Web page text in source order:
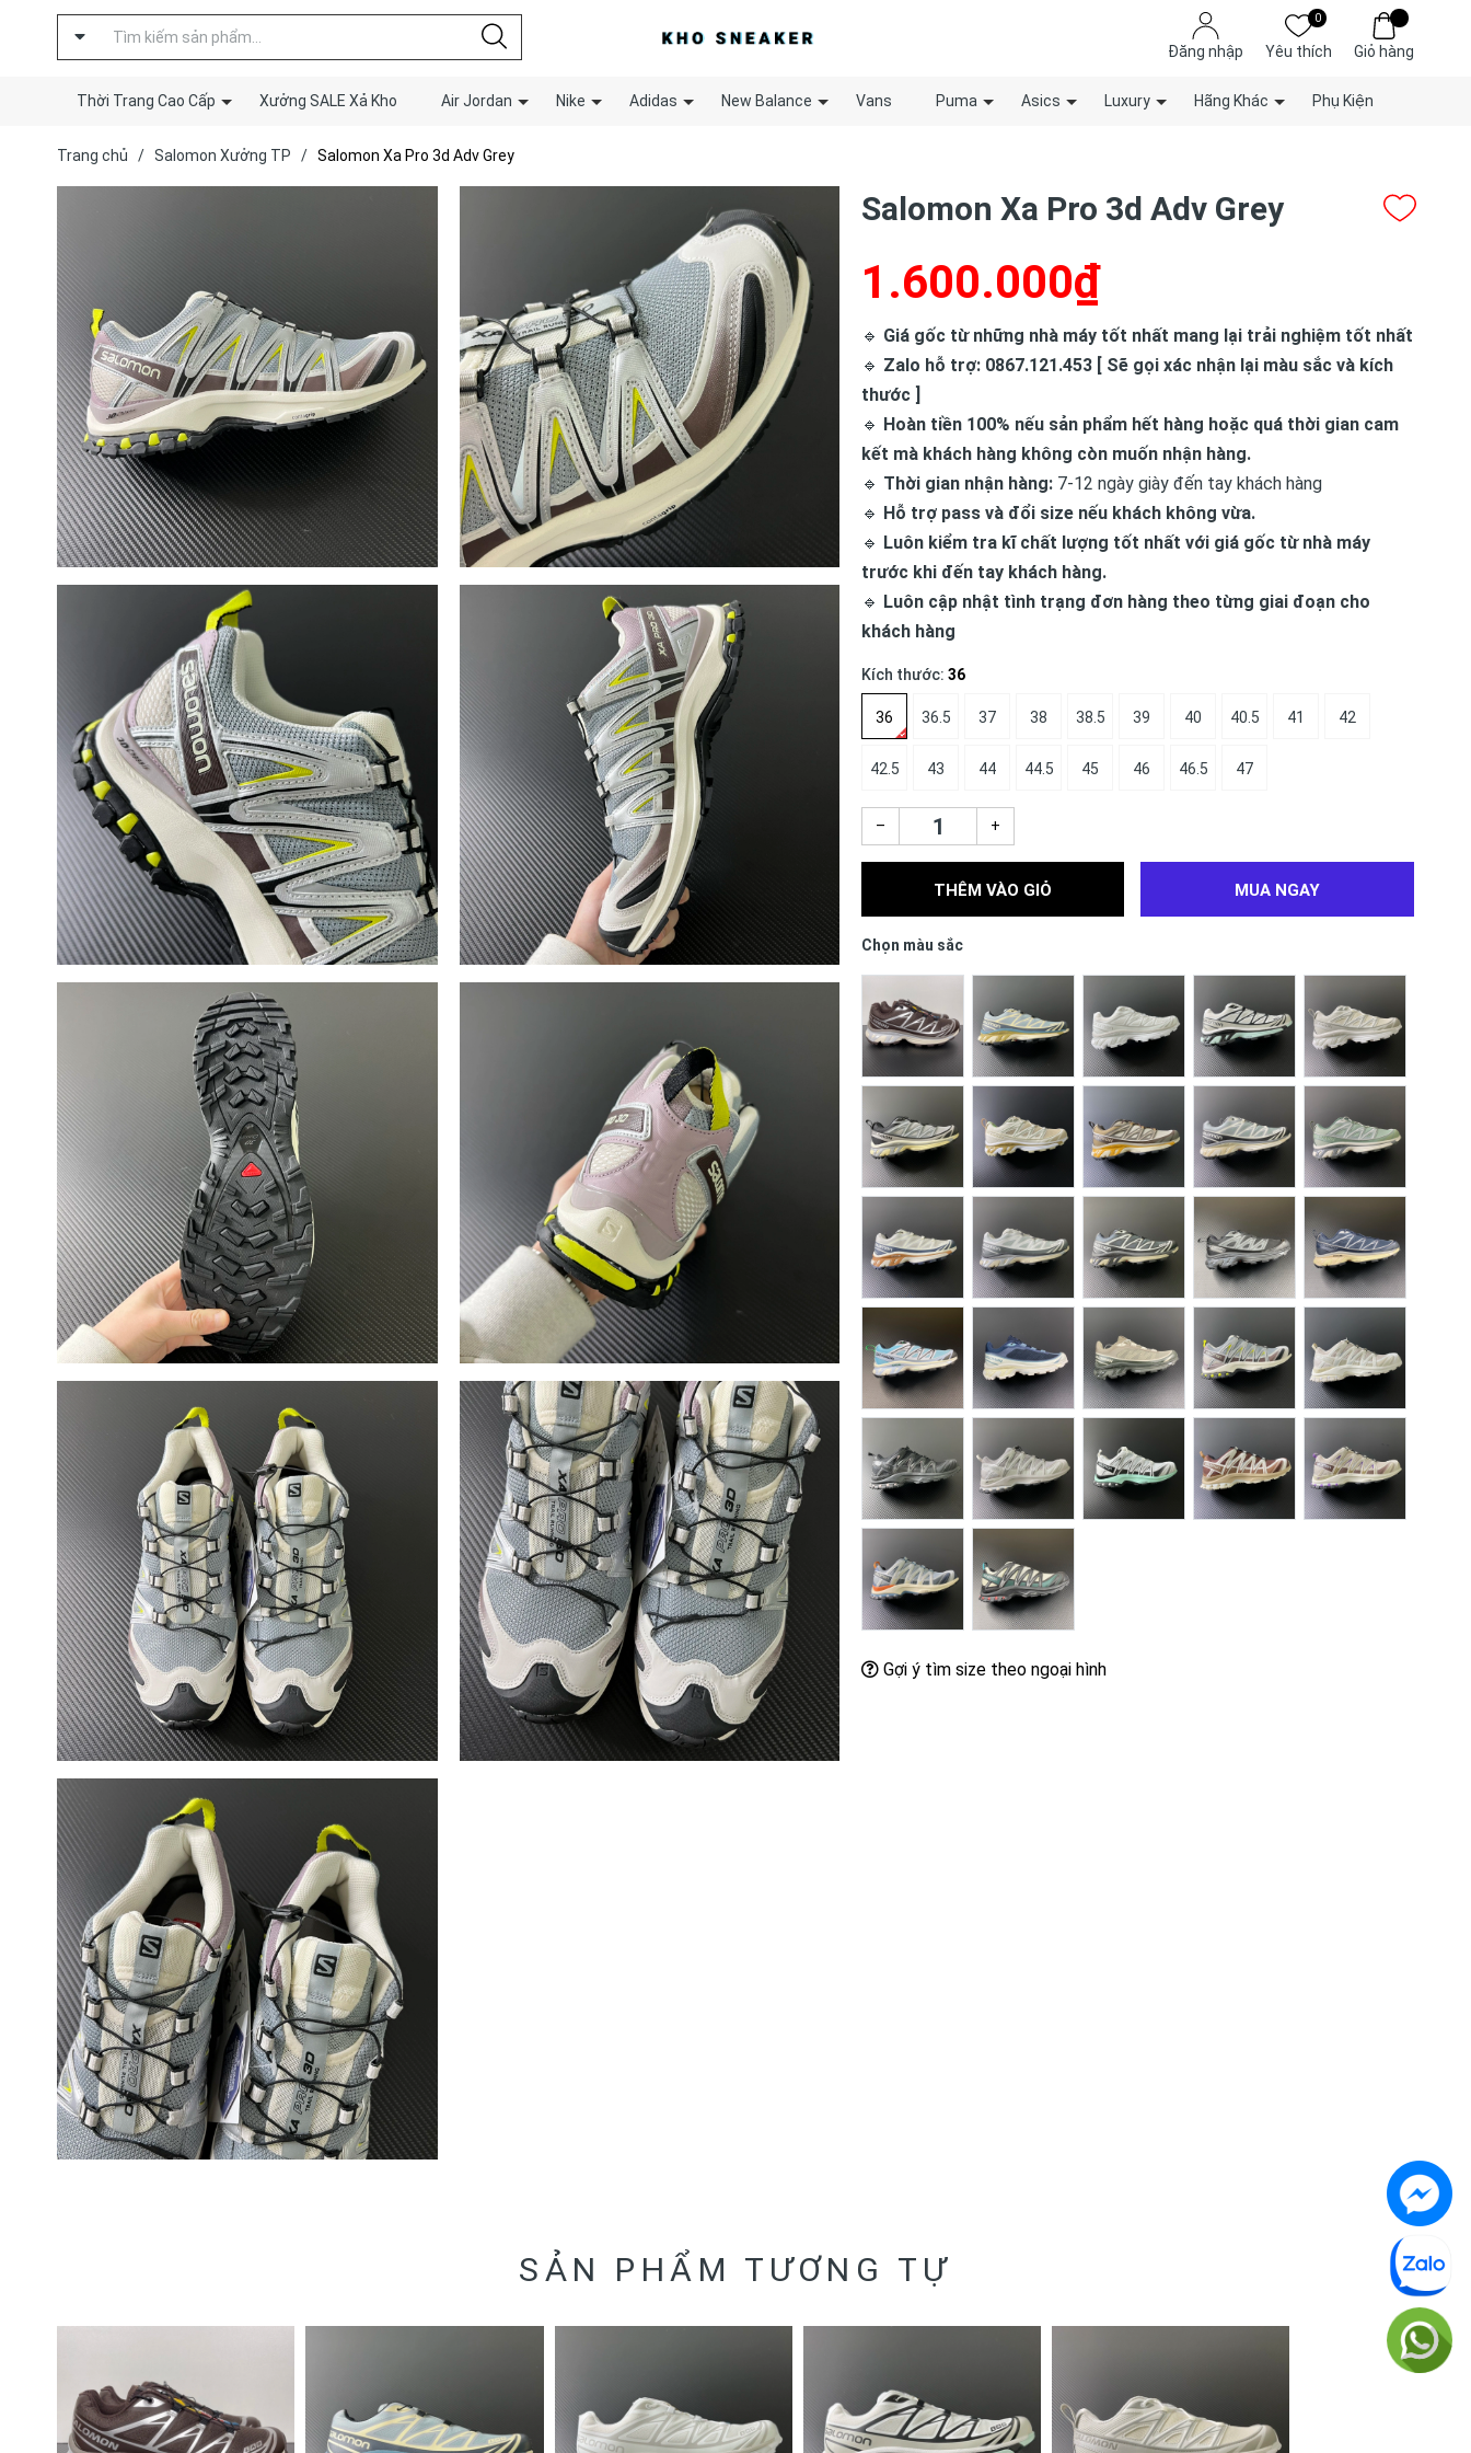
Đăng nhập
0
Yêu thích Giỏ hàng
Thời Trang Cao Cấp Xưởng SALE Xả Kho Air Jordan Nike Adidas New Balance Vans Puma Asics Luxury Hãng Khác Phụ Kiện
Trang chủ / Salomon Xưởng TP / Salomon Xa Pro 3d Adv Grey
Salomon Xa Pro 3d Adv Grey
1.600.000₫
🔹 Giá gốc từ những nhà máy tốt nhất mang lại trải nghiệm tốt nhất
🔹 Zalo hỗ trợ: 0867.121.453 [ Sẽ gọi xác nhận lại màu sắc và kích
thước ]
🔹 Hoàn tiền 100% nếu sản phẩm hết hàng hoặc quá thời gian cam
kết mà khách hàng không còn muốn nhận hàng.
🔹 Thời gian nhận hàng: 7-12 ngày giày đến tay khách hàng
🔹 Hỗ trợ pass và đổi size nếu khách không vừa.
🔹 Luôn kiểm tra kĩ chất lượng tốt nhất với giá gốc từ nhà máy
trước khi đến tay khách hàng.
🔹 Luôn cập nhật tình trạng đơn hàng theo từng giai đoạn cho
khách hàng
Kích thước: 36
36 36.5 37 38 38.5 39 40 40.5 41 42
42.5 43 44 44.5 45 46 46.5 47
– +
THÊM VÀO GIỎ MUA NGAY
Chọn màu sắc
Gợi ý tìm size theo ngoại hình
SẢN PHẨM TƯƠNG TỰ